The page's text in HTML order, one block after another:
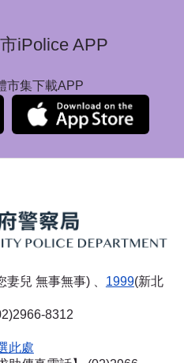
iPolice APP
市集下載APP
妻兒 無事無事) 、 1999(新北
8312
此處